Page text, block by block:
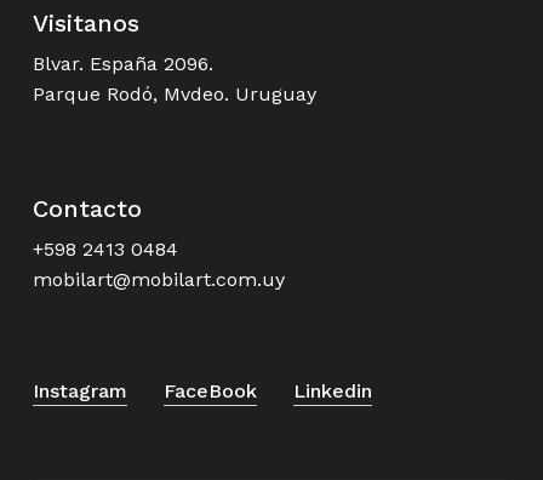
Visitanos
Blvar. España 2096.
Parque Rodó, Mvdeo. Uruguay
Contacto
+598 2413 0484
mobilart@mobilart.com.uy
Instagram FaceBook Linkedin